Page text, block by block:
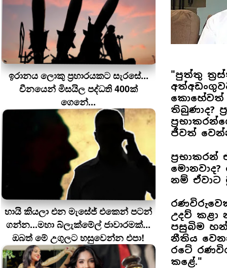
ඉරානය ලොකු ප‍්‍රහාරයකට සැරසේ...
චීනයෙන් මිසයිල පද්ධති 400ක්
ගෙනේ...
හායි කියලා එන මැසේජ් එකෙන් පටන්
ගන්න...මහා බ්ලැක්මේල් ජාවාරමක්...
ඔබත් මේ උගුලට හසුවෙන්න එපා!
"පුත්තු
කොහේවත්
තිබුණාද?
ජීවත්
මොනවාද?
නම්
උදව්
පසුබිම
නීතිය
රටේ
කළේ."